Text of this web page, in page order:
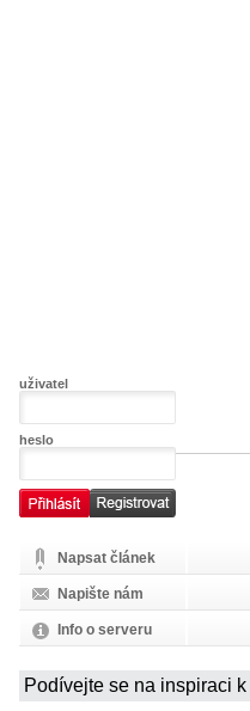
uživatel
heslo
Napsat článek
Napište nám
Info o serveru
Podívejte se na inspiraci k